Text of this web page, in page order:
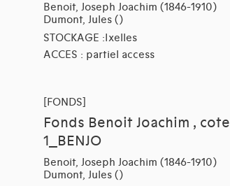
Benoit, Joseph Joachim (1846-1910)
Dumont, Jules ()
STOCKAGE :Ixelles
ACCES : partiel access
[FONDS]
Fonds Benoit Joachim , cote
1_BENJO
Benoit, Joseph Joachim (1846-1910)
Dumont, Jules ()